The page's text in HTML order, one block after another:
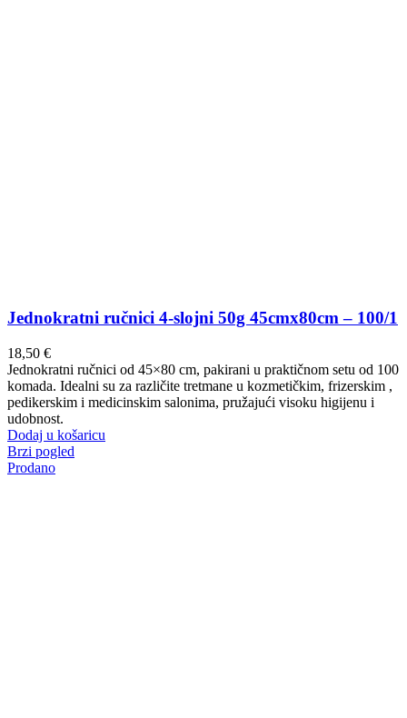
Jednokratni ručnici 4-slojni 50g 45cmx80cm – 100/1
18,50 €
Jednokratni ručnici od 45×80 cm, pakirani u praktičnom setu od 100
komada. Idealni su za različite tretmane u kozmetičkim, frizerskim ,
pedikerskim i medicinskim salonima, pružajući visoku higijenu i
udobnost.
Dodaj u košaricu
Brzi pogled
Prodano